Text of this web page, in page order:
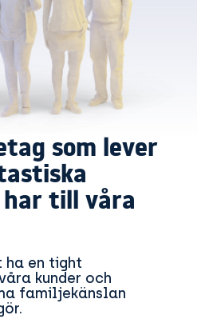
som lever
till våra
en tight
kunder och
familjekänslan